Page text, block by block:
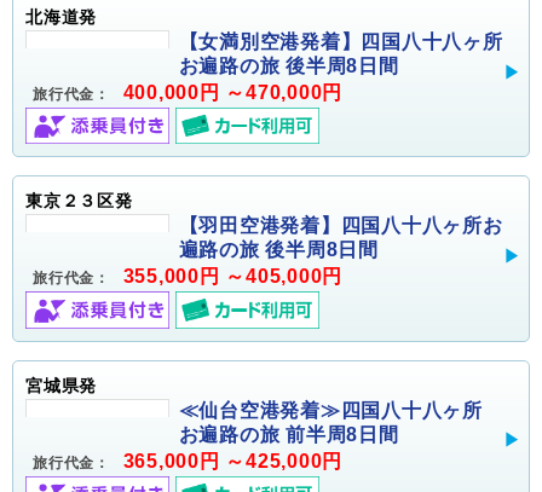
北海道発
【女満別空港発着】四国八十八ヶ所
お遍路の旅 後半周8日間
旅行代金： 400,000円 ～470,000円
東京２３区発
【羽田空港発着】四国八十八ヶ所お
遍路の旅 後半周8日間
旅行代金： 355,000円 ～405,000円
宮城県発
≪仙台空港発着≫四国八十八ヶ所
お遍路の旅 前半周8日間
旅行代金： 365,000円 ～425,000円